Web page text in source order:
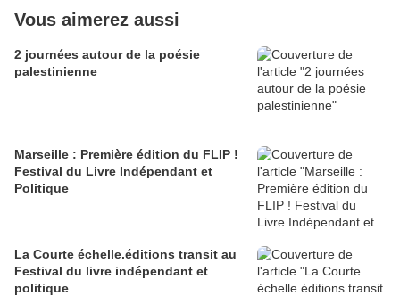
Vous aimerez aussi
2 journées autour de la poésie
palestinienne
Marseille : Première édition du FLIP !
Festival du Livre Indépendant et
Politique
La Courte échelle.éditions transit au
Festival du livre indépendant et
politique